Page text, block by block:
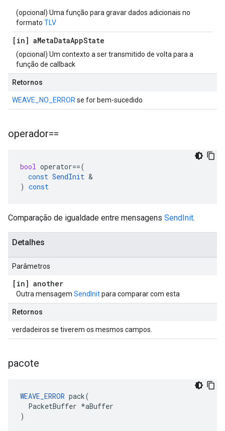
(opcional) Uma função para gravar dados adicionais no
formato TLV
[in] aMetaDataAppState
(opcional) Um contexto a ser transmitido de volta para a
função de callback
Retornos
WEAVE_NO_ERROR se for bem-sucedido
operador==
bool operator==(
const SendInit &
) const
Comparação de igualdade entre mensagens SendInit.
Detalhes
Parâmetros
[in] another
Outra mensagem SendInitpara comparar com esta
Retornos
verdadeiros se tiverem os mesmos campos.
pacote
WEAVE_ERROR pack(
  PacketBuffer *aBuffer
)